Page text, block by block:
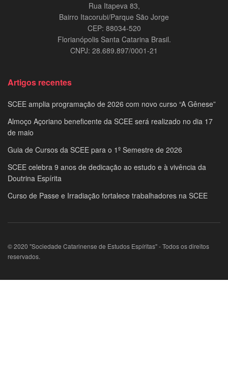
Rua Itapeva 83,
Bairro Itacorubi/Parque São Jorge
CEP: 88034-520
Florianópolis Santa Catarina Brasil.
CNPJ: 28.689.897/0001-21
Artigos recentes
SCEE amplia programação de 2026 com novo curso “A Gênese”
Almoço Açoriano beneficente da SCEE será realizado no dia 17
de maio
Guia de Cursos da SCEE para o 1º Semestre de 2026
SCEE celebra 9 anos de dedicação ao estudo e à vivência da
Doutrina Espírita
Curso de Passe e Irradiação fortalece trabalhadores na SCEE
© 2020 "Sociedade Catarinense de Estudos Espíritas" - Todos os direitos
reservados.